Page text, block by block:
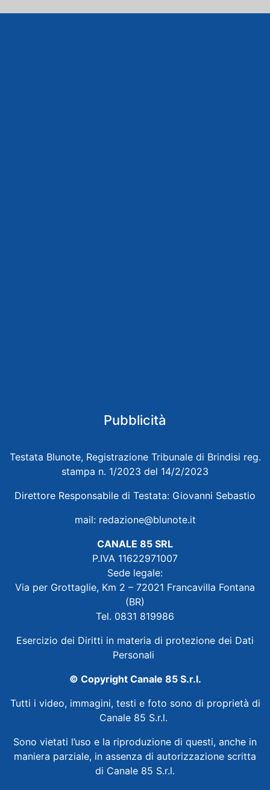
Pubblicità
Testata Blunote, Registrazione Tribunale di Brindisi reg.
stampa n. 1/2023 del 14/2/2023
Direttore Responsabile di Testata: Giovanni Sebastio
mail: redazione@blunote.it
CANALE 85 SRL
P.IVA 11622971007
Sede legale:
Via per Grottaglie, Km 2 – 72021 Francavilla Fontana
(BR)
Tel. 0831 819986
Esercizio dei Diritti in materia di protezione dei Dati
Personali
© Copyright Canale 85 S.r.l.
Tutti i video, immagini, testi e foto sono di proprietà di
Canale 85 S.r.l.
Sono vietati l’uso e la riproduzione di questi, anche in
maniera parziale, in assenza di autorizzazione scritta
di Canale 85 S.r.l.